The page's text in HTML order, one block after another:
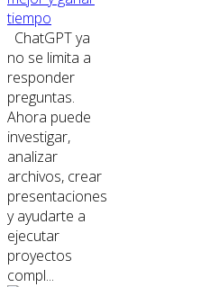
tiempo
ChatGPT ya
no se limita a
responder
preguntas.
Ahora puede
investigar,
analizar
archivos, crear
presentaciones
y ayudarte a
ejecutar
proyectos
compl...